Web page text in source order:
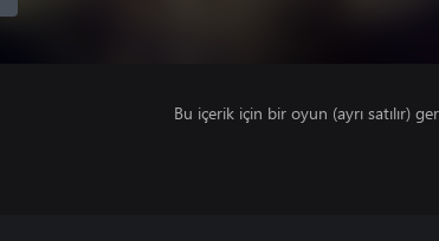
Bu içerik için bir oyun (ayrı satılır)